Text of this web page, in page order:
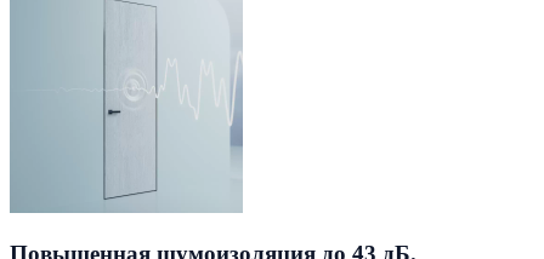
Повышенная шумоизоляция до 43 дБ.